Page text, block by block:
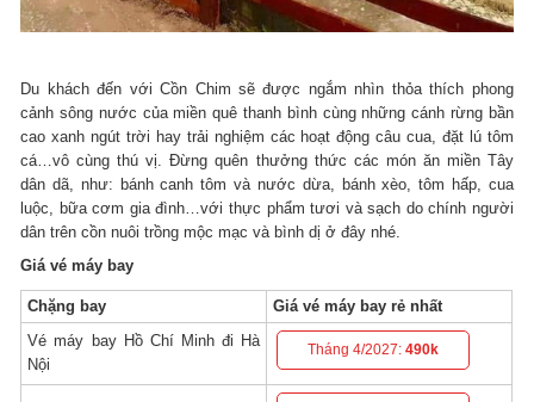
Du khách đến với Cồn Chim sẽ được ngắm nhìn thỏa thích phong
cảnh sông nước của miền quê thanh bình cùng những cánh rừng bần
cao xanh ngút trời hay trải nghiệm các hoạt động câu cua, đặt lú tôm
cá…vô cùng thú vị. Đừng quên thưởng thức các món ăn miền Tây
dân dã, như: bánh canh tôm và nước dừa, bánh xèo, tôm hấp, cua
luộc, bữa cơm gia đình…với thực phẩm tươi và sạch do chính người
dân trên cồn nuôi trồng mộc mạc và bình dị ở đây nhé.
Giá vé máy bay
Chặng bay
Giá vé máy bay rẻ nhất
Vé máy bay Hồ Chí Minh đi Hà
Nội
Tháng 4/2027:490k